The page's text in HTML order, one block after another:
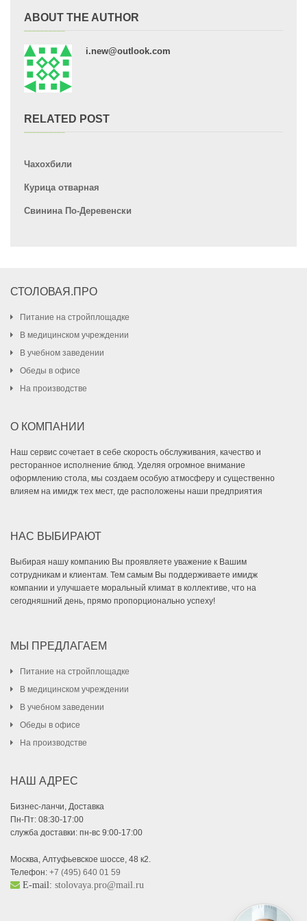
ABOUT THE AUTHOR
i.new@outlook.com
RELATED POST
Чахохбили
Курица отварная
Свинина По-Деревенски
СТОЛОВАЯ.ПРО
Питание на стройплощадке
В медицинском учреждении
В учебном заведении
Обеды в офисе
На производстве
О КОМПАНИИ
Наш сервис сочетает в себе скорость обслуживания, качество и
ресторанное исполнение блюд. Уделяя огромное внимание
оформлению стола, мы создаем особую атмосферу и существенно
влияем на имидж тех мест, где расположены наши предприятия
НАС ВЫБИРАЮТ
Выбирая нашу компанию Вы проявляете уважение к Вашим
сотрудникам и клиентам. Тем самым Вы поддерживаете имидж
компании и улучшаете моральный климат в коллективе, что на
сегодняшний день, прямо пропорционально успеху!
МЫ ПРЕДЛАГАЕМ
Питание на стройплощадке
В медицинском учреждении
В учебном заведении
Обеды в офисе
На производстве
НАШ АДРЕС
Бизнес-ланчи, Доставка
Пн-Пт: 08:30-17:00
служба доставки: пн-вс 9:00-17:00
Москва, Алтуфьевское шоссе, 48 к2.
Телефон: +7 (495) 640 01 59
E-mail: stolovaya.pro@mail.ru